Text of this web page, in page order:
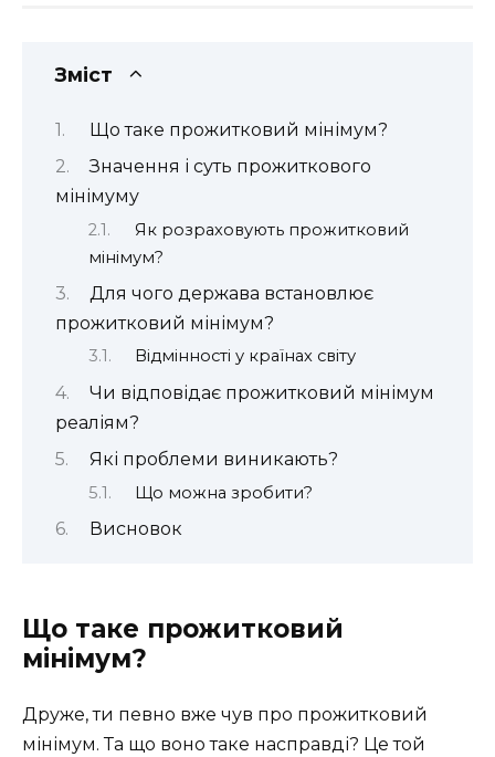
Зміст
Що таке прожитковий мінімум?
Значення і суть прожиткового
мінімуму
Як розраховують прожитковий
мінімум?
Для чого держава встановлює
прожитковий мінімум?
Відмінності у країнах світу
Чи відповідає прожитковий мінімум
реаліям?
Які проблеми виникають?
Що можна зробити?
Висновок
Що таке прожитковий
мінімум?
Друже, ти певно вже чув про прожитковий
мінімум. Та що воно таке насправді? Це той